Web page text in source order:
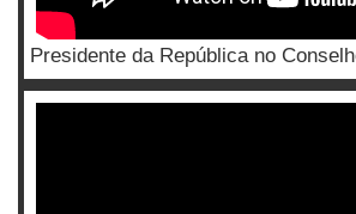
Presidente da República no